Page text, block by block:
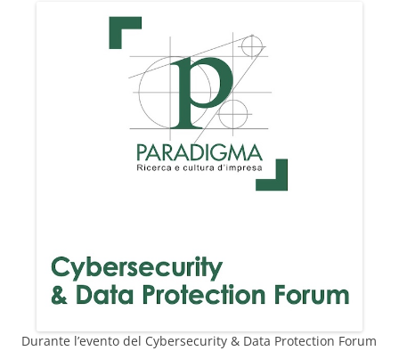
Durante l’evento del Cybersecurity & Data Protection Forum